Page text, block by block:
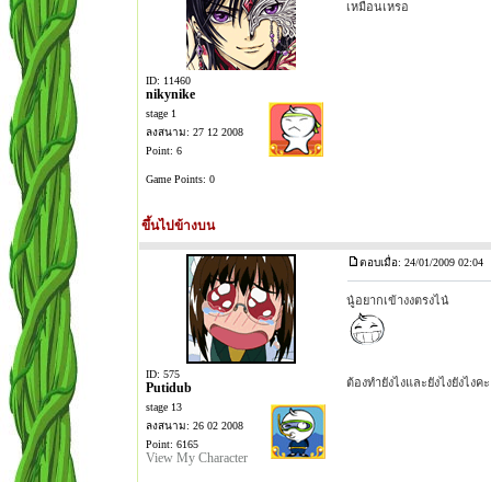
ID: 11460
nikynike
stage 1
ลงสนาม: 27 12 2008
Point: 6
Game Points: 0
เหมือนเหรอ
ขึ้นไปข้างบน
ID: 575
Putidub
stage 13
ลงสนาม: 26 02 2008
Point: 6165
View My Character
ตอบเมื่อ: 24/01/2009 02:04
นู๋อยากเข้างงตรงไน๋
ต้องทำยังไงและยังไงยังไงค